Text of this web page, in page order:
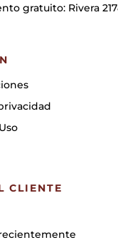
gratuito: Rivera
CLIENTE